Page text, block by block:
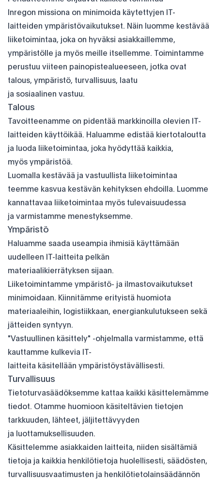
Inregon missiona on minimoida käytettyjen IT-
laitteiden ympäristövaikutukset. Näin luomme kestävää
liiketoimintaa, joka on hyväksi asiakkaillemme,
ympäristölle ja myös meille itsellemme. Toimintamme
perustuu viiteen painopistealueeseen, jotka ovat
talous, ympäristö, turvallisuus, laatu
ja sosiaalinen vastuu.
Talous
Tavoitteenamme on pidentää markkinoilla olevien IT-
laitteiden käyttöikää. Haluamme edistää kiertotaloutta
ja luoda liiketoimintaa, joka hyödyttää kaikkia,
myös ympäristöä.
Luomalla kestävää ja vastuullista liiketoimintaa
teemme kasvua kestävän kehityksen ehdoilla. Luomme
kannattavaa liiketoimintaa myös tulevaisuudessa
ja varmistamme menestyksemme.
Ympäristö
Haluamme saada useampia ihmisiä käyttämään
uudelleen IT-laitteita pelkän
materiaalikierrätyksen sijaan.
Liiketoimintamme ympäristö- ja ilmastovaikutukset
minimoidaan. Kiinnitämme erityistä huomiota
materiaaleihin, logistiikkaan, energiankulutukseen sekä
jätteiden syntyyn.
"Vastuullinen käsittely" -ohjelmalla varmistamme, että
kauttamme kulkevia IT-
laitteita käsitellään ympäristöystävällisesti.
Turvallisuus
Tietoturvasäädöksemme kattaa kaikki käsittelemämme
tiedot. Otamme huomioon käsiteltävien tietojen
tarkkuuden, lähteet, jäljitettävyyden
ja luottamuksellisuuden.
Käsittelemme asiakkaiden laitteita, niiden sisältämiä
tietoja ja kaikkia henkilötietoja huolellisesti, säädösten,
turvallisuusvaatimusten ja henkilötietolainsäädännön